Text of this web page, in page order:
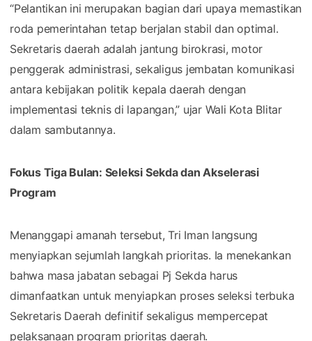
“Pelantikan ini merupakan bagian dari upaya memastikan
roda pemerintahan tetap berjalan stabil dan optimal.
Sekretaris daerah adalah jantung birokrasi, motor
penggerak administrasi, sekaligus jembatan komunikasi
antara kebijakan politik kepala daerah dengan
implementasi teknis di lapangan,” ujar Wali Kota Blitar
dalam sambutannya.
Fokus Tiga Bulan: Seleksi Sekda dan Akselerasi
Program
Menanggapi amanah tersebut, Tri Iman langsung
menyiapkan sejumlah langkah prioritas. Ia menekankan
bahwa masa jabatan sebagai Pj Sekda harus
dimanfaatkan untuk menyiapkan proses seleksi terbuka
Sekretaris Daerah definitif sekaligus mempercepat
pelaksanaan program prioritas daerah.